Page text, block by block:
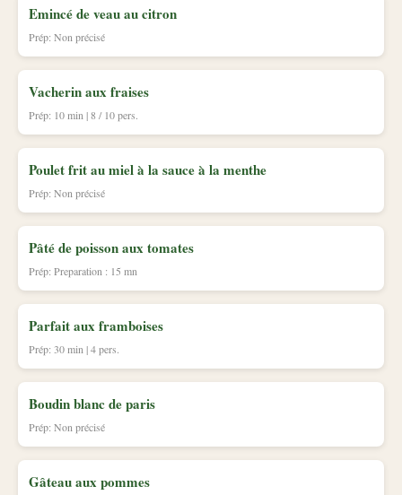
Emincé de veau au citron
Prép: Non précisé
Vacherin aux fraises
Prép: 10 min | 8 / 10 pers.
Poulet frit au miel à la sauce à la menthe
Prép: Non précisé
Pâté de poisson aux tomates
Prép: Preparation : 15 mn
Parfait aux framboises
Prép: 30 min | 4 pers.
Boudin blanc de paris
Prép: Non précisé
Gâteau aux pommes